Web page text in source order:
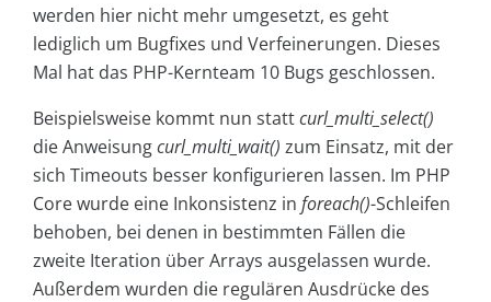
werden hier nicht mehr umgesetzt, es geht
lediglich um Bugfixes und Verfeinerungen. Dieses
Mal hat das PHP-Kernteam 10 Bugs geschlossen.
Beispielsweise kommt nun stattcurl_multi_select()
die Anweisungcurl_multi_wait() zum Einsatz, mit der
sich Timeouts besser konfigurieren lassen. Im PHP
Core wurde eine Inkonsistenz in foreach()-Schleifen
behoben, bei denen in bestimmten Fällen die
zweite Iteration über Arrays ausgelassen wurde.
Außerdem wurden die regulären Ausdrücke des